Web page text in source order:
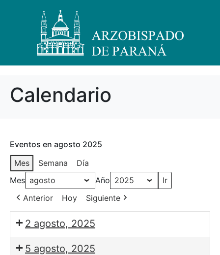
Calendario
Eventos en agosto 2025
Mes
Semana
Día
Mes
Año
Anterior
Hoy Siguiente
2 agosto, 2025
5 agosto, 2025